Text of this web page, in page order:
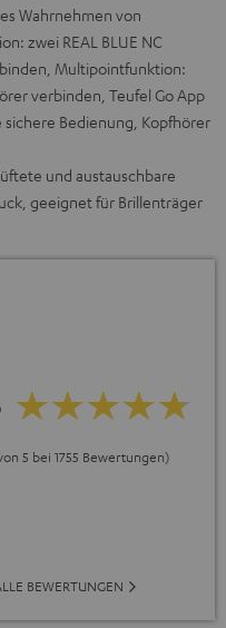
Wahrnehmen von
zwei REAL BLUE NC
Multipointfunktion:
verbinden, Teufel Go App
Bedienung, Kopfhörer
und austauschbare
geeignet für Brillenträger
5 bei 1755 Bewertungen)
BEWERTUNGEN